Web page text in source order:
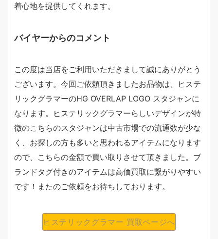
着心地を提供してくれます。
バイヤーからのコメント
この度は当店をご利用いただきまして誠にありがとう
ございます。今回ご依頼頂きましたお品物は、ヒステ
リックグラマーのHG OVERLAP LOGO スタジャンに
なります。ヒステリックグラマーらしいデザインが特
徴のこちらのスタジャンは中古市場での流通数が少な
く、お探しの方も多いと思われるアイテムになります
ので、こちらの金額で買い取りさせて頂きました。ブ
ランドタグ付きのアイテムは高価買取に繋がりやすい
です！またのご依頼をお待ちしております。
ヒステリックグラマー 買取ページへ